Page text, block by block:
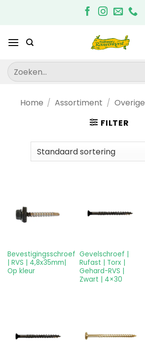
Zoeken
naar:
Home / Assortiment / Overige
FILTER
Bevestigingsschroef
| RVS | 4,8x35mm|
Op kleur
Gevelschroef |
Rufast | Torx |
Gehard-RVS |
Zwart | 4×30